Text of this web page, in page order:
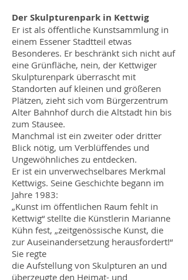
Der Skulpturenpark in Kettwig
Er ist als öffentliche Kunstsammlung in
einem Essener Stadtteil etwas
Besonderes. Er beschränkt sich nicht auf
eine Grünfläche, nein, der Kettwiger
Skulpturenpark überrascht mit
Standorten auf kleinen und größeren
Plätzen, zieht sich vom Bürgerzentrum
Alter Bahnhof durch die Altstadt hin bis
zum Stausee.
Manchmal ist ein zweiter oder dritter
Blick nötig, um Verblüffendes und
Ungewöhnliches zu entdecken.
Er ist ein unverwechselbares Merkmal
Kettwigs. Seine Geschichte begann im
Jahre 1983:
„Kunst im öffentlichen Raum fehlt in
Kettwig“ stellte die Künstlerin Marianne
Kühn fest, „zeitgenössische Kunst, die
zur Auseinandersetzung herausfordert!“
Sie regte
die Aufstellung von Skulpturen an und
überzeugte den Heimat- und